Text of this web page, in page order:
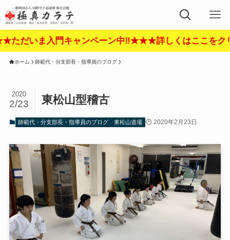
ま入門キャンペーン中‼︎★★★詳しくはここをクリッ
ホーム 師範代・分支部長・指導員のブログ
東松山型稽古
2020
2/23
師範代・分支部長・指導員のブログ 東松山道場 2020年2月23日